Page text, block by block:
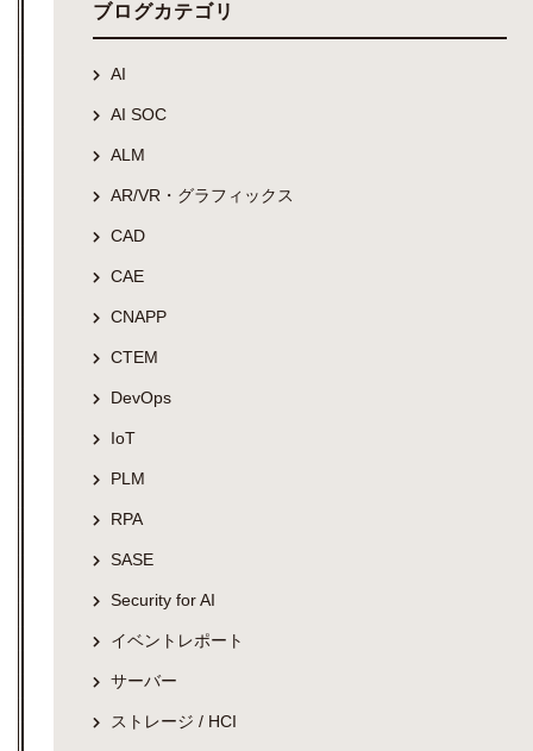
ブログカテゴリ
AI
AI SOC
ALM
AR/VR・グラフィックス
CAD
CAE
CNAPP
CTEM
DevOps
IoT
PLM
RPA
SASE
Security for AI
イベントレポート
サーバー
ストレージ / HCI